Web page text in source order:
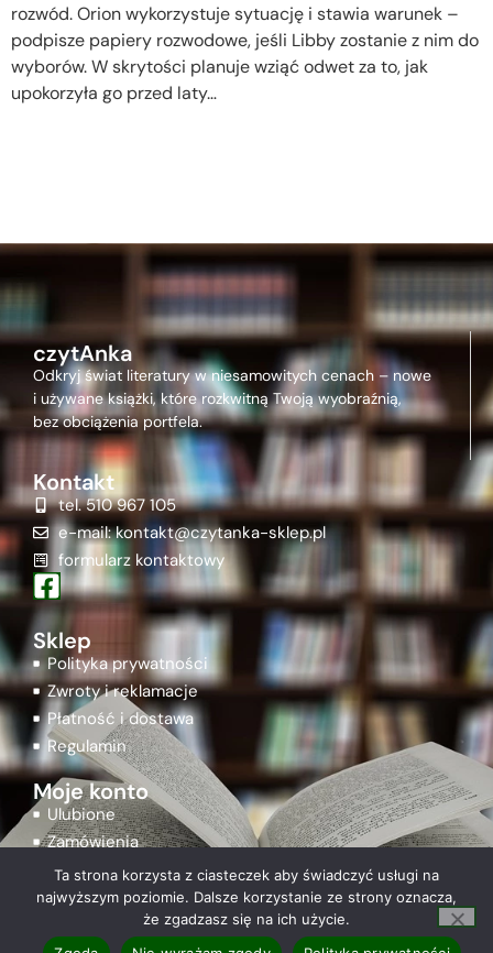
rozwód. Orion wykorzystuje sytuację i stawia warunek –
podpisze papiery rozwodowe, jeśli Libby zostanie z nim do
wyborów. W skrytości planuje wziąć odwet za to, jak
upokorzyła go przed laty…
czytAnka
Odkryj świat literatury w niesamowitych cenach – nowe
i używane książki, które rozkwitną Twoją wyobraźnią,
bez obciążenia portfela.
Kontakt
tel. 510 967 105
e-mail: kontakt@czytanka-sklep.pl
formularz kontaktowy
Sklep
Polityka prywatności
Zwroty i reklamacje
Płatność i dostawa
Regulamin
Moje konto
Ulubione
Zamówienia
Rejestracja
Logowanie
Ta strona korzysta z ciasteczek aby świadczyć usługi na
najwyższym poziomie. Dalsze korzystanie ze strony oznacza,
że zgadzasz się na ich użycie.